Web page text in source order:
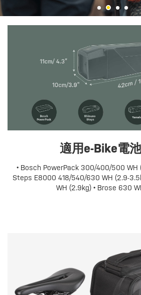
適用e-Bike電
• Bosch PowerPack 300/400/500 WH
Steps E8000 418/540/630 WH (2.9-
WH (2.9kg) • Brose 630